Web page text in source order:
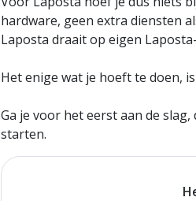
hardware, geen extra diensten
Laposta draait op eigen
Het enige wat je hoeft te doen,
Ga je voor het eerst aan de
starten.